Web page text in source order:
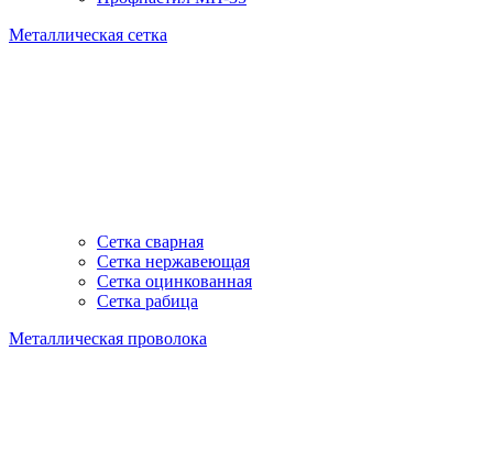
Металлическая сетка
Сетка сварная
Сетка нержавеющая
Сетка оцинкованная
Сетка рабица
Металлическая проволока